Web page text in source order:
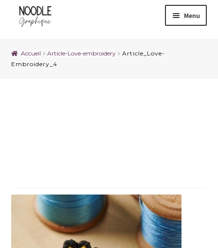
Menu
Accueil Article-Love-embroidery
Article_Love-
Embroidery_4